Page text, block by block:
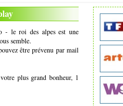
- le roi des alpes est une
semble.
être prévenu par mail
plus grand bonheur, 1